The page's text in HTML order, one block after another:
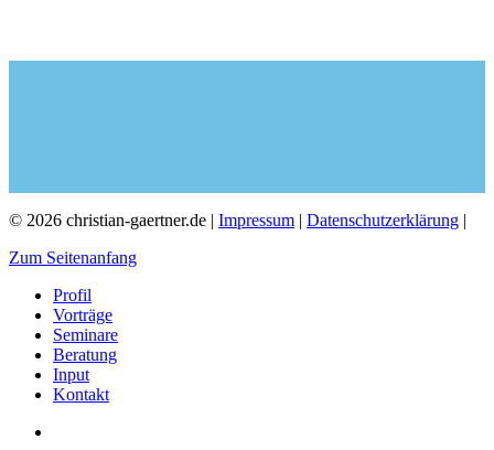
© 2026 christian-gaertner.de | Impressum | Datenschutzerklärung |
Zum Seitenanfang
Profil
Vorträge
Seminare
Beratung
Input
Kontakt